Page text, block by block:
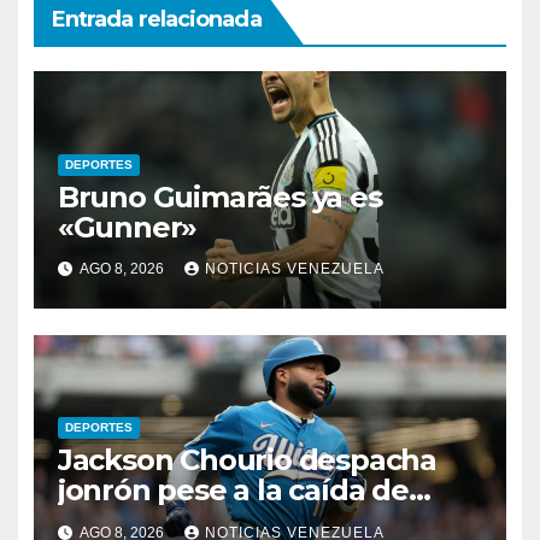
Entrada relacionada
DEPORTES
Bruno Guimarães ya es
«Gunner»
AGO 8, 2026 NOTICIAS VENEZUELA
DEPORTES
Jackson Chourio despacha
jonrón pese a la caída de
Milwaukee
AGO 8, 2026 NOTICIAS VENEZUELA